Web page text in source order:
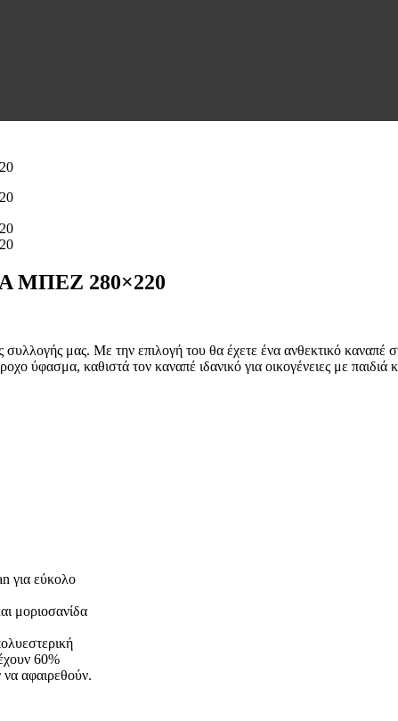
ΜΠΕΖ 280×220
μας. Με την επιλογή του θα έχετε ένα ανθεκτικό καναπέ
ύφασμα, καθιστά τον καναπέ ιδανικό για οικογένειες με
για εύκολο
μοριοσανίδα
60%
αφαιρεθούν.